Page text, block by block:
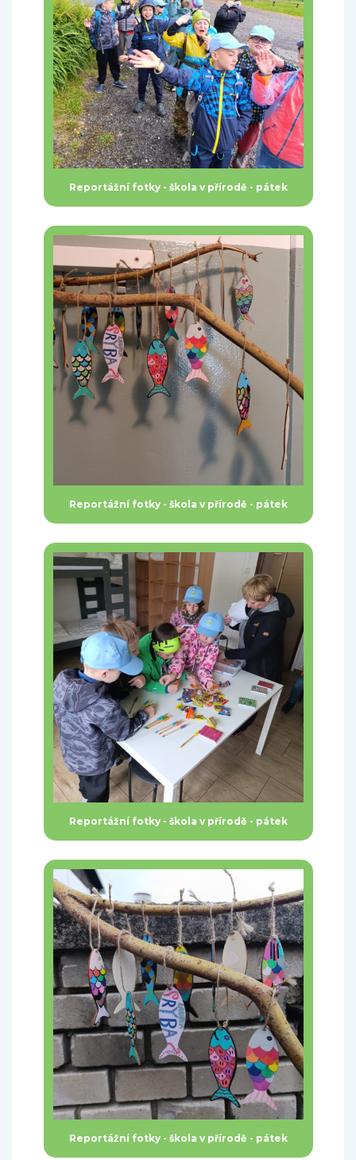
Reportážní fotky - škola v přírodě - pátek
Reportážní fotky - škola v přírodě - pátek
Reportážní fotky - škola v přírodě - pátek
Reportážní fotky - škola v přírodě - pátek